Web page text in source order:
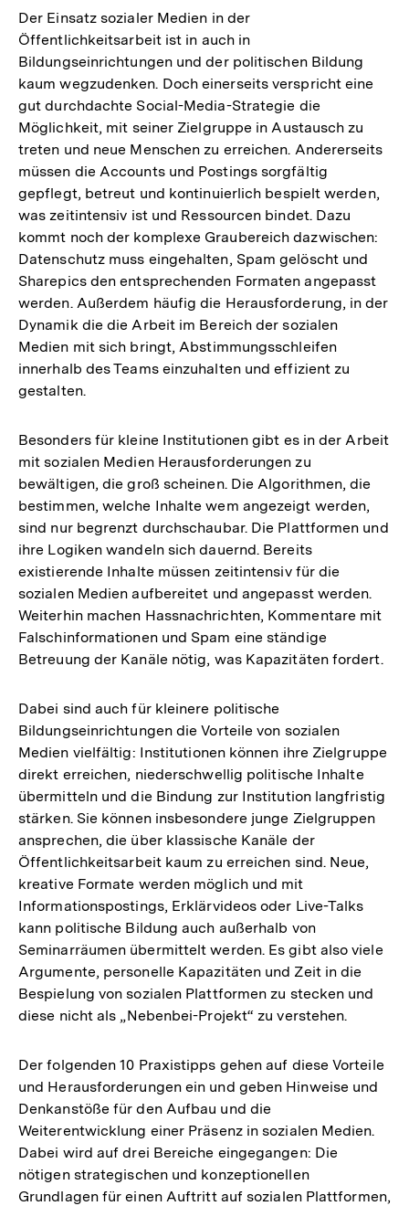
Der Einsatz sozialer Medien in der
Öffentlichkeitsarbeit ist in auch in
Bildungseinrichtungen und der politischen Bildung
kaum wegzudenken. Doch einerseits verspricht eine
gut durchdachte Social-Media-Strategie die
Möglichkeit, mit seiner Zielgruppe in Austausch zu
treten und neue Menschen zu erreichen. Andererseits
müssen die Accounts und Postings sorgfältig
gepflegt, betreut und kontinuierlich bespielt werden,
was zeitintensiv ist und Ressourcen bindet. Dazu
kommt noch der komplexe Graubereich dazwischen:
Datenschutz muss eingehalten, Spam gelöscht und
Sharepics den entsprechenden Formaten angepasst
werden. Außerdem häufig die Herausforderung, in der
Dynamik die die Arbeit im Bereich der sozialen
Medien mit sich bringt, Abstimmungsschleifen
innerhalb des Teams einzuhalten und effizient zu
gestalten.
Besonders für kleine Institutionen gibt es in der Arbeit
mit sozialen Medien Herausforderungen zu
bewältigen, die groß scheinen. Die Algorithmen, die
bestimmen, welche Inhalte wem angezeigt werden,
sind nur begrenzt durchschaubar. Die Plattformen und
ihre Logiken wandeln sich dauernd. Bereits
existierende Inhalte müssen zeitintensiv für die
sozialen Medien aufbereitet und angepasst werden.
Weiterhin machen Hassnachrichten, Kommentare mit
Falschinformationen und Spam eine ständige
Betreuung der Kanäle nötig, was Kapazitäten fordert.
Dabei sind auch für kleinere politische
Bildungseinrichtungen die Vorteile von sozialen
Medien vielfältig: Institutionen können ihre Zielgruppe
direkt erreichen, niederschwellig politische Inhalte
übermitteln und die Bindung zur Institution langfristig
stärken. Sie können insbesondere junge Zielgruppen
ansprechen, die über klassische Kanäle der
Öffentlichkeitsarbeit kaum zu erreichen sind. Neue,
kreative Formate werden möglich und mit
Informationspostings, Erklärvideos oder Live-Talks
kann politische Bildung auch außerhalb von
Seminarräumen übermittelt werden. Es gibt also viele
Argumente, personelle Kapazitäten und Zeit in die
Bespielung von sozialen Plattformen zu stecken und
diese nicht als „Nebenbei-Projekt“ zu verstehen.
Der folgenden 10 Praxistipps gehen auf diese Vorteile
und Herausforderungen ein und geben Hinweise und
Denkanstöße für den Aufbau und die
Weiterentwicklung einer Präsenz in sozialen Medien.
Dabei wird auf drei Bereiche eingegangen: Die
nötigen strategischen und konzeptionellen
Grundlagen für einen Auftritt auf sozialen Plattformen,